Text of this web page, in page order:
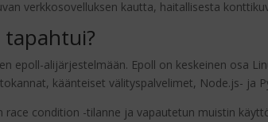
verkkosovelluksen kautta, haitallisesta
tapahtui?
epoll-alijärjestelmään. Epoll on keskeinen osa
käänteiset välityspalvelimet, Node.js-
race condition -tilanne ja vapautetun muistin